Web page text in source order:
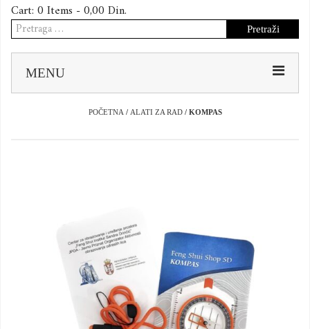
Cart: 0 Items -0,00 Din.
Pretraga
za:
MENU
POČETNA / ALATI ZA RAD/ KOMPAS